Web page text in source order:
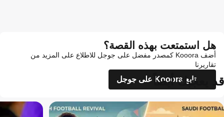
هل استمتعت بهذه القصة؟
أضف Kooora كمصدر مفضل على جوجل للاطلاع على المزيد من
تقاريرنا
تابع Kooora على جوجل
قد يعجبك أيضاً